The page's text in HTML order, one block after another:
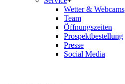
Wetter & Webcams
Team
Öffnungszeiten
Prospektbestellung
Presse
Social Media